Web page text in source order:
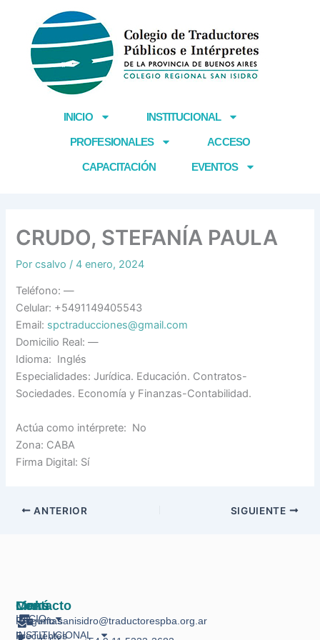
contenido
INICIO INSTITUCIONAL
PROFESIONALES ACCESO
CAPACITACIÓN EVENTOS
CRUDO, STEFANÍA PAULA
Porcsalvo /4 enero, 2024
Teléfono: —
Celular: +5491149405543
Email: spctraducciones@gmail.com
Domicilio Real: —
Idioma: Inglés
Especialidades: Jurídica. Educación. Contratos-
Sociedades. Economía y Finanzas-Contabilidad.
Actúa como intérprete: No
Zona: CABA
Firma Digital: Sí
ANTERIOR SIGUIENTE
Links
Preguntas
Frecuentes
Menú
INICIO
INSTITUCIONAL
Contacto
info.sanisidro@traductorespba.org.ar